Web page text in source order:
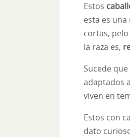
Estos
esta es
cortas,
la raza es,
Sucede
adaptados
viven en
Estos con
dato